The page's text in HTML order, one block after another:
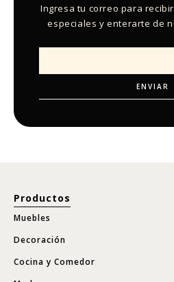
Ingresa tu correo para
especiales y enterarte de
Productos
Muebles
Decoración
Cocina y Comedor